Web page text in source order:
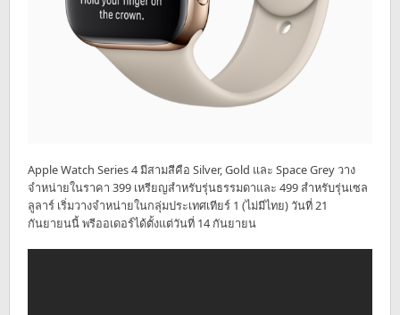
Apple Watch Series 4 มีสามสีคือ Silver, Gold และ Space Grey วาง
จำหน่ายในราคา 399 เหรียญสำหรับรุ่นธรรมดาและ 499 สำหรับรุ่นเซล
ลูลาร์ เริ่มวางจำหน่ายในกลุ่มประเทศเทียร์ 1 (ไม่มีไทย) วันที่ 21
กันยายนนี้ พรีออเดอร์ได้ตั้งแต่วันที่ 14 กันยายน